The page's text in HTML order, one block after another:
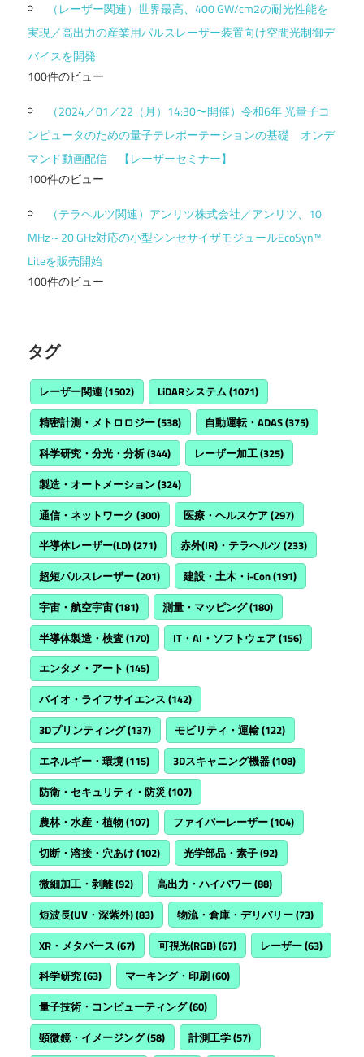
（レーザー関連）世界最高、400 GW/cm2の耐光性能を
実現／高出力の産業用パルスレーザー装置向け空間光制御デ
バイスを開発
100件のビュー
（2024／01／22（月）14:30〜開催）令和6年 光量子コ
ンピュータのための量子テレポーテーションの基礎 オンデ
マンド動画配信 【レーザーセミナー】
100件のビュー
（テラヘルツ関連）アンリツ株式会社／アンリツ、10
MHz～20 GHz対応の小型シンセサイザモジュールEcoSyn™
Liteを販売開始
100件のビュー
タグ
レーザー関連(1502) LiDARシステム(1071)
精密計測・メトロロジー(538) 自動運転・ADAS(375)
科学研究・分光・分析(344) レーザー加工(325)
製造・オートメーション(324)
通信・ネットワーク (300) 医療・ヘルスケア(297)
半導体レーザー(LD)(271) 赤外(IR)・テラヘルツ (233)
超短パルスレーザー(201) 建設・土木・i-Con(191)
宇宙・航空宇宙(181) 測量・マッピング(180)
半導体製造・検査(170) IT・AI・ソフトウェア(156)
エンタメ・アート (145)
バイオ・ライフサイエンス (142)
3Dプリンティング(137) モビリティ・運輸(122)
エネルギー・環境(115) 3Dスキャニング機器(108)
防衛・セキュリティ・防災 (107)
農林・水産・植物(107) ファイバーレーザー(104)
切断・溶接・穴あけ(102) 光学部品・素子(92)
微細加工・剥離(92) 高出力・ハイパワー(88)
短波長(UV・深紫外)(83) 物流・倉庫・デリバリー(73)
XR・メタバース (67) 可視光(RGB)(67) レーザー(63)
科学研究(63) マーキング・印刷(60)
量子技術・コンピューティング(60)
顕微鏡・イメージング(58) 計測工学(57)